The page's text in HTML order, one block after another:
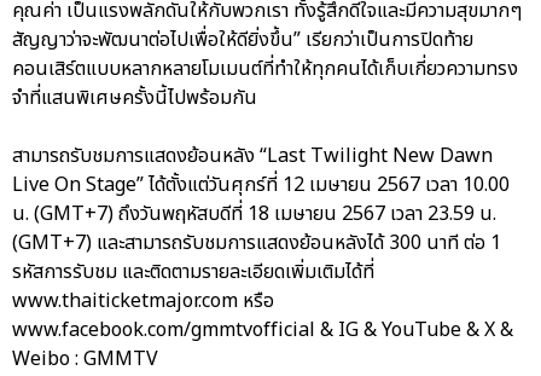
คุณค่า เป็นแรงพลักดันให้กับพวกเรา ทั้งรู้สึกดีใจและมีความสุขมากๆ
สัญญาว่าจะพัฒนาต่อไปเพื่อให้ดียิ่งขึ้น” เรียกว่าเป็นการปิดท้าย
คอนเสิร์ตแบบหลากหลายโมเมนต์ที่ทำให้ทุกคนได้เก็บเกี่ยวความทรง
จำที่แสนพิเศษครั้งนี้ไปพร้อมกัน
สามารถรับชมการแสดงย้อนหลัง “Last Twilight New Dawn
Live On Stage” ได้ตั้งแต่วันศุกร์ที่ 12 เมษายน 2567 เวลา 10.00
น. (GMT+7) ถึงวันพฤหัสบดีที่ 18 เมษายน 2567 เวลา 23.59 น.
(GMT+7) และสามารถรับชมการแสดงย้อนหลังได้ 300 นาที ต่อ 1
รหัสการรับชม และติดตามรายละเอียดเพิ่มเติมได้ที่
www.thaiticketmajor.com หรือ
www.facebook.com/gmmtvofficial & IG & YouTube & X &
Weibo : GMMTV